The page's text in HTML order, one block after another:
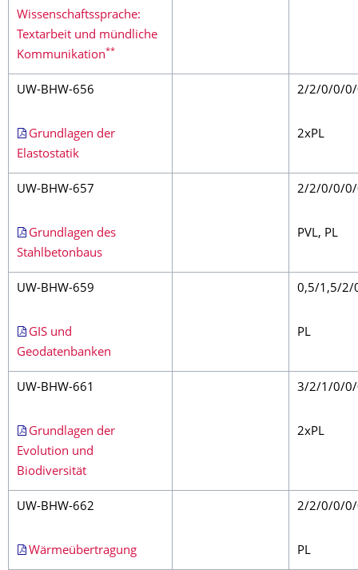
Wissenschaftssprache:
Textarbeit und mündliche
Kommunikation**
UW-BHW-656
Grundlagen der
Elastostatik
2/2/0/0/
2xPL
UW-BHW-657
Grundlagen des
Stahlbetonbaus
2/2/0/0/
PVL, PL
UW-BHW-659
GIS und
Geodatenbanken
0,5/1,5/2/
PL
UW-BHW-661
Grundlagen der
Evolution und
Biodiversität
3/2/1/0/
2xPL
UW-BHW-662
Wärmeübertragung
2/2/0/0/
PL